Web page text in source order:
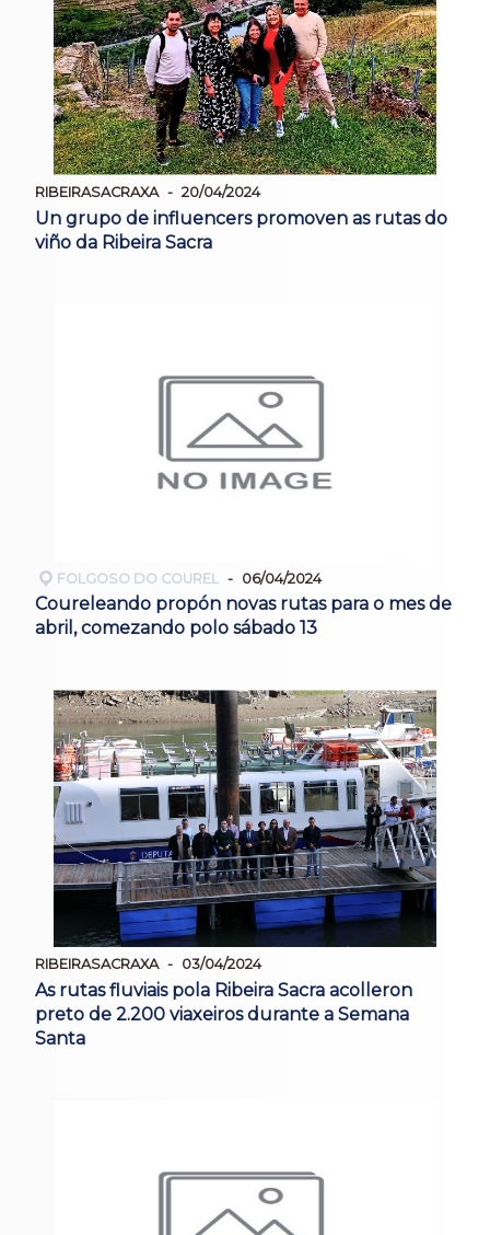
RIBEIRASACRAXA 20/04/2024
Un grupo de influencers promoven as rutas do
viño da Ribeira Sacra
FOLGOSO DO COUREL 06/04/2024
Coureleando propón novas rutas para o mes de
abril, comezando polo sábado 13
RIBEIRASACRAXA 03/04/2024
As rutas fluviais pola Ribeira Sacra acolleron
preto de 2.200 viaxeiros durante a Semana
Santa